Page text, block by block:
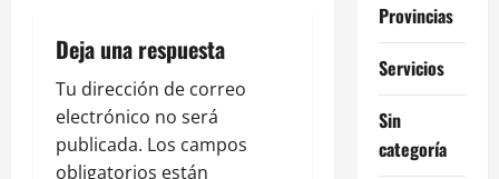
n
d
e
Deja una respuesta
Tu dirección de correo
electrónico no será
publicada. Los campos
obligatorios están
Provincias
Servicios
Sin
categoría